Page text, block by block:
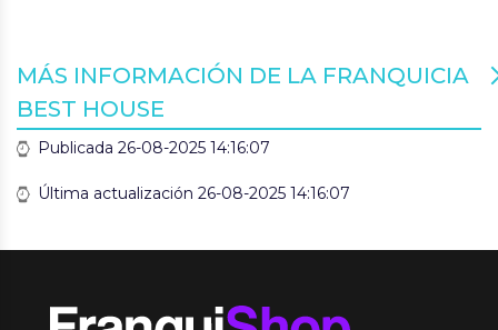
MÁS INFORMACIÓN DE LA FRANQUICIA
BEST HOUSE
Publicada 26-08-2025 14:16:07
Última actualización 26-08-2025 14:16:07